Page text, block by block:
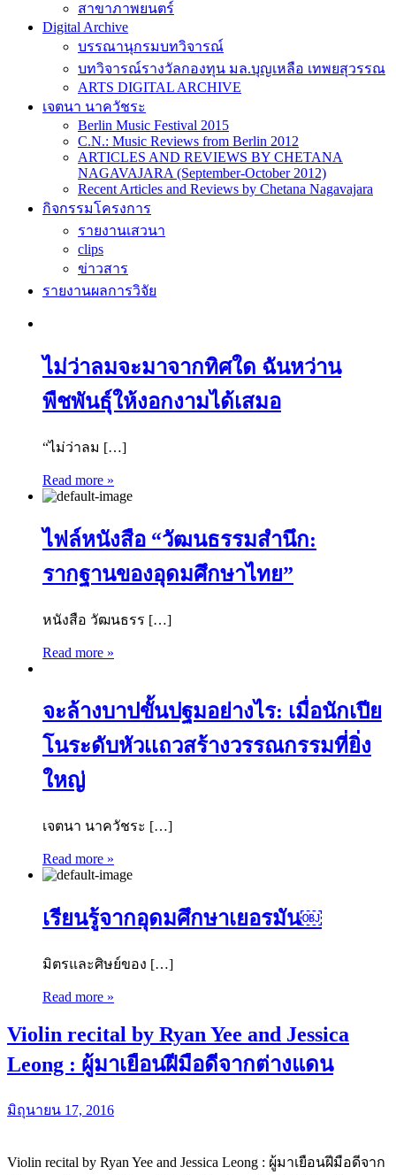
สาขาภาพยนตร์
Digital Archive
บรรณานุกรมบทวิจารณ์
บทวิจารณ์รางวัลกองทุน มล.บุญเหลือ เทพยสุวรรณ
ARTS DIGITAL ARCHIVE
เจตนา นาควัชระ
Berlin Music Festival 2015
C.N.: Music Reviews from Berlin 2012
ARTICLES AND REVIEWS BY CHETANA
NAGAVAJARA (September-October 2012)
Recent Articles and Reviews by Chetana Nagavajara
กิจกรรมโครงการ
รายงานเสวนา
clips
ข่าวสาร
รายงานผลการวิจัย
ไม่ว่าลมจะมาจากทิศใด ฉันหว่าน
พืชพันธุ์ให้งอกงามได้เสมอ
“ไม่ว่าลม […]
Read more »
ไฟล์หนังสือ “วัฒนธรรมสำนึก:
รากฐานของอุดมศึกษาไทย”
หนังสือ วัฒนธรร […]
Read more »
จะล้างบาปขั้นปฐมอย่างไร: เมื่อนักเปีย
โนระดับหัวเเถวสร้างวรรณกรรมที่ยิ่ง
ใหญ่
เจตนา นาควัชระ […]
Read more »
เรียนรู้จากอุดมศึกษาเยอรมัน￼
มิตรและศิษย์ของ […]
Read more »
Violin recital by Ryan Yee and Jessica
Leong : ผู้มาเยือนฝีมือดีจากต่างแดน
มิถุนายน 17, 2016
Violin recital by Ryan Yee and Jessica Leong : ผู้มาเยือนฝีมือดีจาก